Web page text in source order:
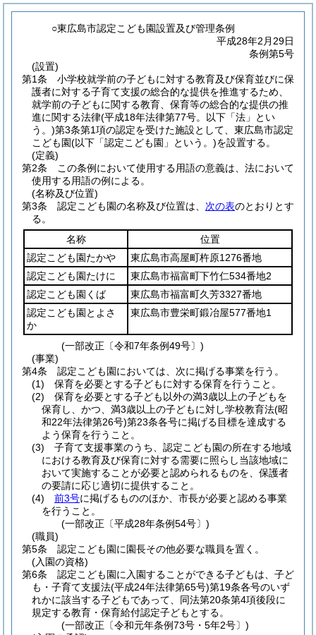
○東広島市認定こども園設置及び管理条例
平成28年2月29日
条例第5号
(設置)
第1条
小学校就学前の子どもに対する教育及び保育並びに保
護者に対する子育て支援の総合的な提供を推進するため、
就学前の子どもに関する教育、保育等の総合的な提供の推
進に関する法律(平成18年法律第77号。以下「法」とい
う。)第3条第1項の認定を受けた施設として、東広島市認定
こども園(以下「認定こども園」という。)を設置する。
(定義)
第2条
この条例において使用する用語の意義は、法において
使用する用語の例による。
(名称及び位置)
第3条
認定こども園の名称及び位置は、 次の表のとおりとす
る。
名称
位置
認定こども園たかや
東広島市高屋町杵原1276番地
認定こども園たけに
東広島市福富町下竹仁534番地2
認定こども園くば
東広島市福富町久芳3327番地
認定こども園とよさ
か
東広島市豊栄町鍛冶屋577番地1
(一部改正〔令和7年条例49号〕)
(事業)
第4条
認定こども園においては、次に掲げる事業を行う。
(1)
保育を必要とする子どもに対する保育を行うこと。
(2)
保育を必要とする子ども以外の満3歳以上の子どもを
保育し、かつ、満3歳以上の子どもに対し学校教育法(昭
和22年法律第26号)第23条各号に掲げる目標を達成する
よう保育を行うこと。
(3)
子育て支援事業のうち、認定こども園の所在する地域
における教育及び保育に対する需要に照らし当該地域に
おいて実施することが必要と認められるものを、保護者
の要請に応じ適切に提供すること。
(4)
前3号に掲げるもののほか、市長が必要と認める事業
を行うこと。
(一部改正〔平成28年条例54号〕)
(職員)
第5条
認定こども園に園長その他必要な職員を置く。
(入園の資格)
第6条
認定こども園に入園することができる子どもは、子ど
も・子育て支援法(平成24年法律第65号)第19条各号のいず
れかに該当する子どもであって、同法第20条第4項後段に
規定する教育・保育給付認定子どもとする。
(一部改正〔令和元年条例73号・5年2号〕)